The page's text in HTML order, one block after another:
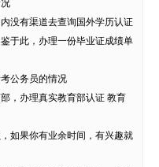
没有渠道去查询国外学历认证
于此，办理一份毕业证成绩单
公务员的情况
，办理真实教育部认证 教育
如果你有业余时间，有兴趣就